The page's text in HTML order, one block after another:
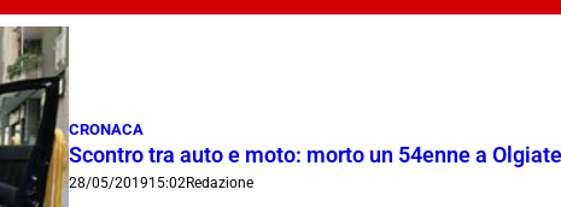
CRONACA
Scontro tra auto e moto: morto un 54enne a
28/05/201915:02Redazione